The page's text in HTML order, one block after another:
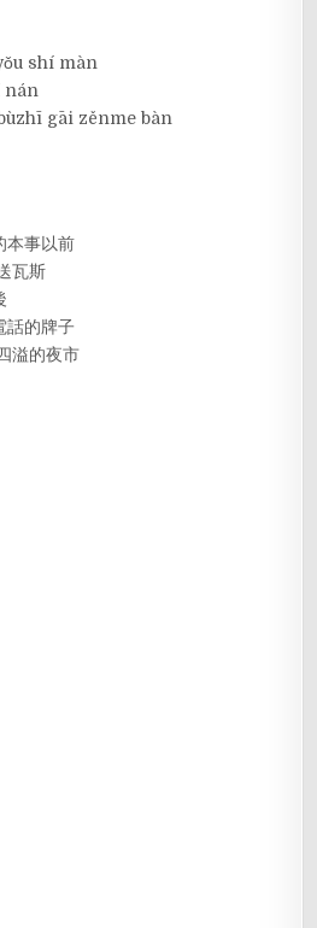
shí màn
nán
gāi zěnme bàn
本事以前
瓦斯
話的牌子
溢的夜市